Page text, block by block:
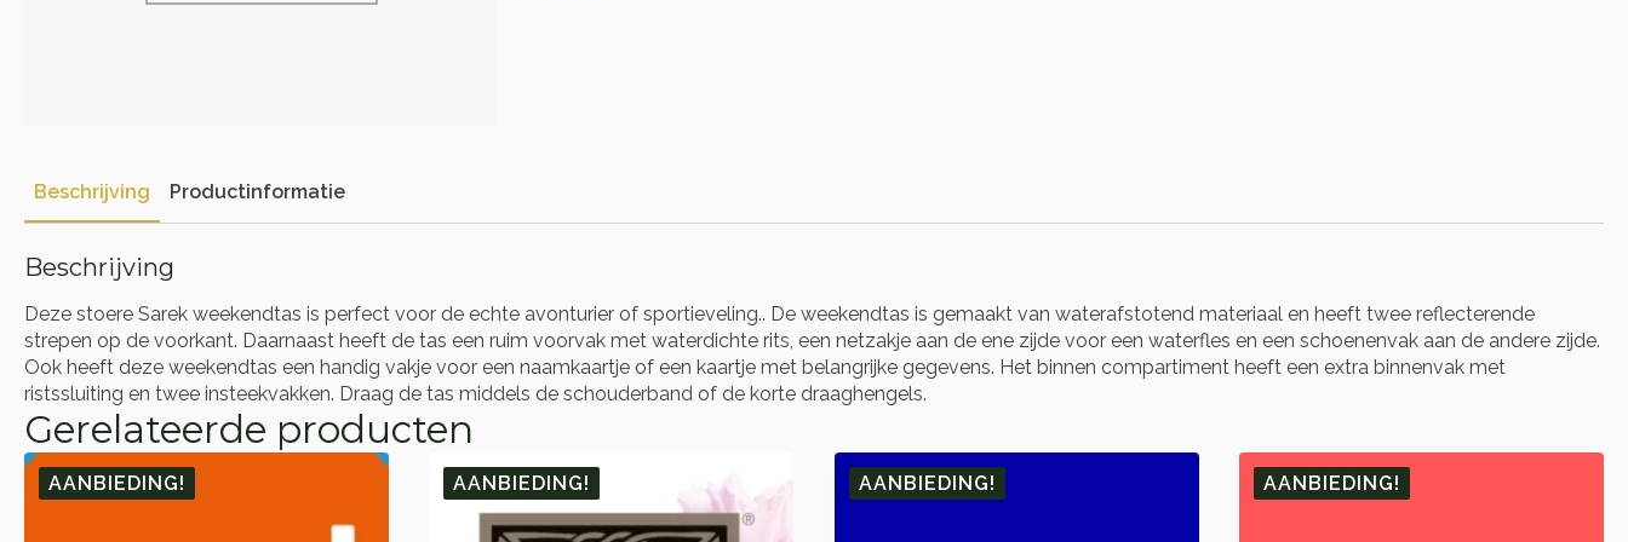
Beschrijving Productinformatie
Beschrijving
Deze stoere Sarek weekendtas is perfect voor de echte avonturier of sportieveling.. De weekendtas is gemaakt van waterafstotend materiaal en heeft twee reflecterende
strepen op de voorkant. Daarnaast heeft de tas een ruim voorvak met waterdichte rits, een netzakje aan de ene zijde voor een waterfles en een schoenenvak aan de andere zijde.
Ook heeft deze weekendtas een handig vakje voor een naamkaartje of een kaartje met belangrijke gegevens. Het binnen compartiment heeft een extra binnenvak met
ristssluiting en twee insteekvakken. Draag de tas middels de schouderband of de korte draaghengels.
Gerelateerde producten
AANBIEDING! AANBIEDING! AANBIEDING! AANBIEDING!